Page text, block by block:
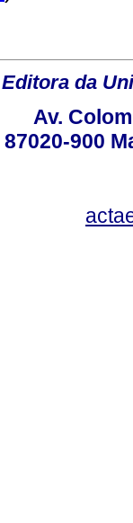
Editora da
Av.
87020-900